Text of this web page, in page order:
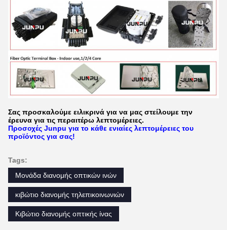
Σας προσκαλούμε ειλικρινά για να μας στείλουμε την
έρευνα για τις περαιτέρω λεπτομέρειες.
Προσοχές Junpu για το κάθε ενιαίες λεπτομέρειες του
προϊόντος για σας!
Tags:
Μονάδα διανομής οπτικών ινών
κιβώτιο διανομής τηλεπικοινωνιών
Κιβώτιο διανομής οπτικής ίνας